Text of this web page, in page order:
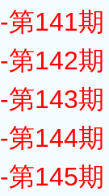
第141
第142
第143
第144
第145